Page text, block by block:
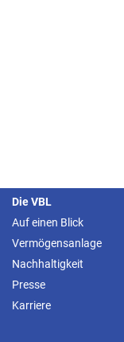
Die VBL
Auf einen Blick
Vermögensanlage
Nachhaltigkeit
Presse
Karriere